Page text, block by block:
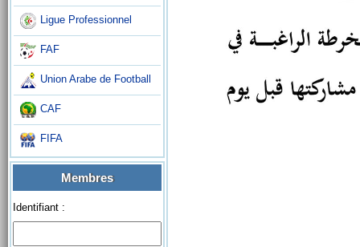
Ligue Professionnel
FAF
Union Arabe de Football
CAF
FIFA
Membres
Identifiant :